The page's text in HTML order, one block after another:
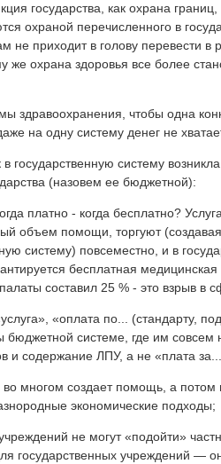
государства, как охрана
охраной перечисленного в
не приходит в голову перевести
охрана здоровья все более
здравоохранения, чтобы одна
на одну систему денег не
государственную систему
(назовем ее бюджетной):
платно - когда бесплатно?
объем помощи, торгуют
систему) повсеместно, и в
бесплатная
составил 25 % - это взрыв в
«оплата по... (стандарту,
бюджетной системе, где им
и содержание ЛПУ, а не «плата
во многом создает помощь, а
экономические подходы;
не могут «подойти»
государственных учреждений —